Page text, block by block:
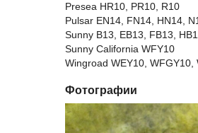
Presea HR10, PR10, R10
Pulsar EN14, FN14, HN14,
Sunny B13, EB13, FB13,
Sunny California WFY10
Wingroad WEY10,
Фотографии